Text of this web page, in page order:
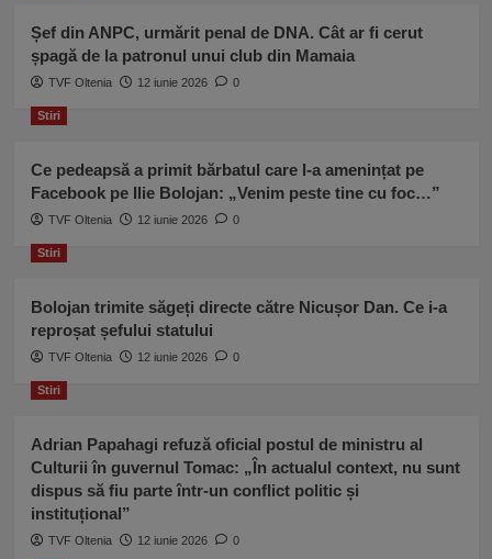
Șef din ANPC, urmărit penal de DNA. Cât ar fi cerut
șpagă de la patronul unui club din Mamaia
TVF Oltenia 12 iunie 2026 0
Stiri
Ce pedeapsă a primit bărbatul care l-a amenințat pe
Facebook pe Ilie Bolojan: „Venim peste tine cu foc…”
TVF Oltenia 12 iunie 2026 0
Stiri
Bolojan trimite săgeți directe către Nicușor Dan. Ce i-a
reproșat șefului statului
TVF Oltenia 12 iunie 2026 0
Stiri
Adrian Papahagi refuză oficial postul de ministru al
Culturii în guvernul Tomac: „În actualul context, nu sunt
dispus să fiu parte într-un conflict politic și
instituțional”
TVF Oltenia 12 iunie 2026 0